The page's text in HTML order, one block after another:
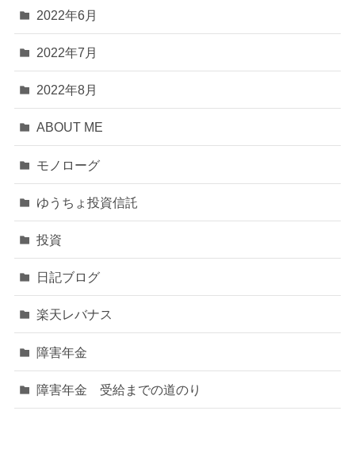
2022年6月
2022年7月
2022年8月
ABOUT ME
モノローグ
ゆうちょ投資信託
投資
日記ブログ
楽天レバナス
障害年金
障害年金 受給までの道のり